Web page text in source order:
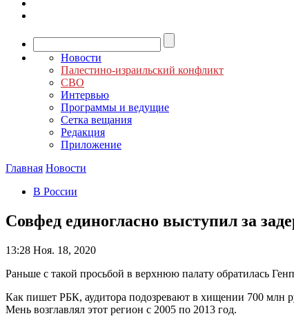
Новости
Палестино-израильский конфликт
СВО
Интервью
Программы и ведущие
Сетка вещания
Редакция
Приложение
Главная Новости
В России
Совфед единогласно выступил за
13:28 Ноя. 18, 2020
Раньше с такой просьбой в верхнюю палату обратилась
Как пишет РБК, аудитора подозревают в хищении 700 млн
Мень возглавлял этот регион с 2005 по 2013 год.